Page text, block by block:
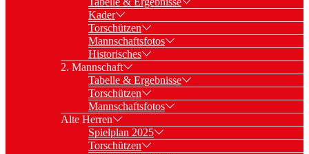
Kader
Torschützen
Mannschaftsfotos
Historisches
2. Mannschaft
Tabelle & Ergebnisse
Torschützen
Mannschaftsfotos
Alte Herren
Spielplan 2025
Torschützen